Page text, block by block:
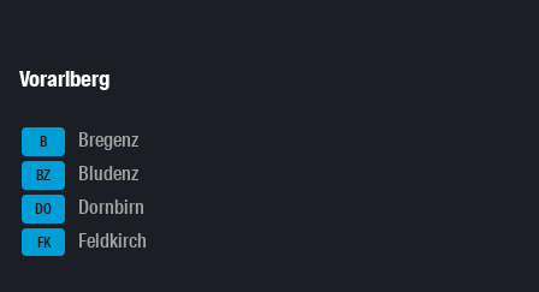
Vorarlberg
B Bregenz
BZ Bludenz
DO Dornbirn
FK Feldkirch